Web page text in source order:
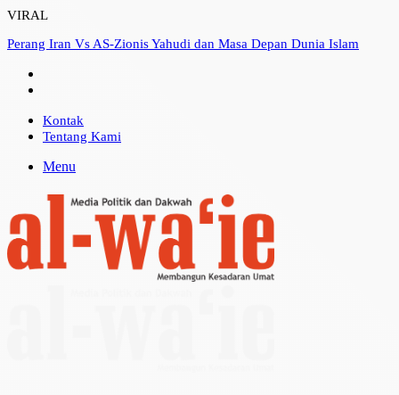
VIRAL
Perang Iran Vs AS-Zionis Yahudi dan Masa Depan Dunia Islam
Kontak
Tentang Kami
Menu